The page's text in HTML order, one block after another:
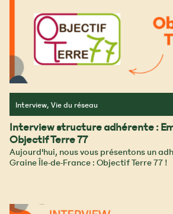
Interview, Vie du réseau
Interview structure adhérente :
Objectif Terre 77
Aujourd'hui, nous vous présentons un
Graine Île-de-France : Objectif Terre 77 !